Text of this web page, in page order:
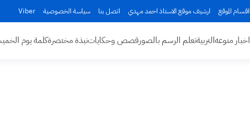
اقسام الموقع ارشيف موقع الاستاذ احمد مهدي اتصل بنا سياسة الخصوصية Viber
اخبار منوعهالتربيةتعلم الرسم بالصورقصص وحكاياتنبذة مختصرةكلمة يوم